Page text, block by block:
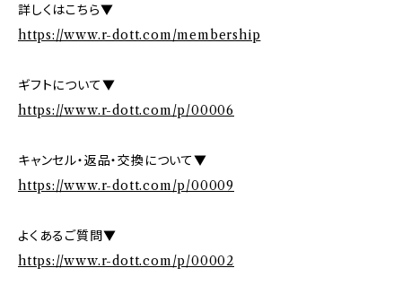
詳しくはこちら▼
https://www.r-dott.com/membership
ギフトについて▼
https://www.r-dott.com/p/00006
キャンセル・返品・交換について▼
https://www.r-dott.com/p/00009
よくあるご質問▼
https://www.r-dott.com/p/00002